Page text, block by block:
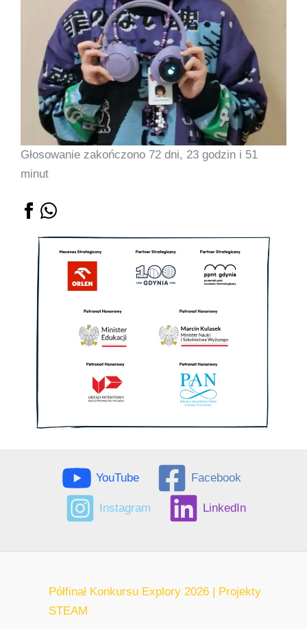
Głosowanie zakończono 72 dni, 23 godzin i 51
minut
YouTube Facebook
Instagram LinkedIn
Półfinał Konkursu Explory 2026 | Projekty
STEAM